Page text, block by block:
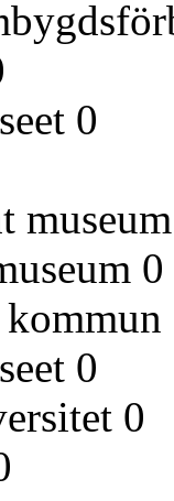
0
museum
0
0
0